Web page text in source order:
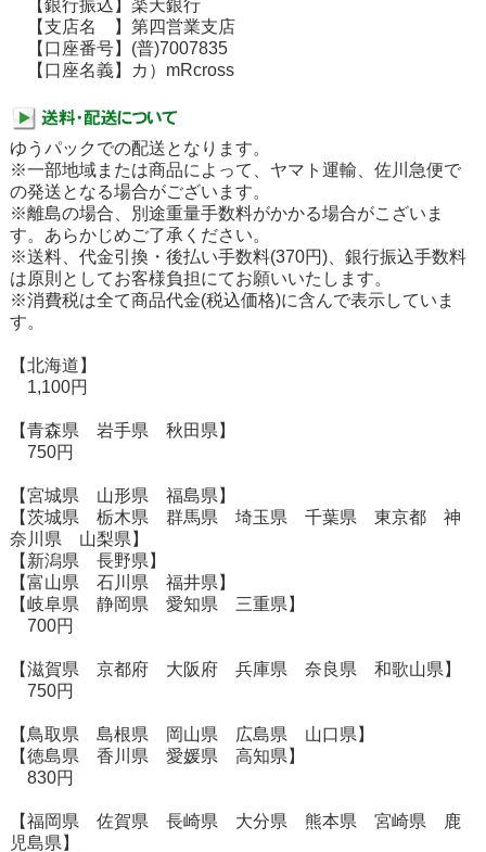
【銀行振込】楽天銀行
【支店名 】第四営業支店
【口座番号】(普)7007835
【口座名義】カ）mRcross
ゆうパックでの配送となります。
※一部地域または商品によって、ヤマト運輸、佐川急便で
の発送となる場合がございます。
※離島の場合、別途重量手数料がかかる場合がこざいま
す。あらかじめご了承ください。
※送料、代金引換・後払い手数料(370円)、銀行振込手数料
は原則としてお客様負担にてお願いいたします。
※消費税は全て商品代金(税込価格)に含んで表示していま
す。
【北海道】
1,100円
【青森県 岩手県 秋田県】
750円
【宮城県 山形県 福島県】
【茨城県 栃木県 群馬県 埼玉県 千葉県 東京都 神
奈川県 山梨県】
【新潟県 長野県】
【富山県 石川県 福井県】
【岐阜県 静岡県 愛知県 三重県】
700円
【滋賀県 京都府 大阪府 兵庫県 奈良県 和歌山県】
750円
【鳥取県 島根県 岡山県 広島県 山口県】
【徳島県 香川県 愛媛県 高知県】
830円
【福岡県 佐賀県 長崎県 大分県 熊本県 宮崎県 鹿
児島県】